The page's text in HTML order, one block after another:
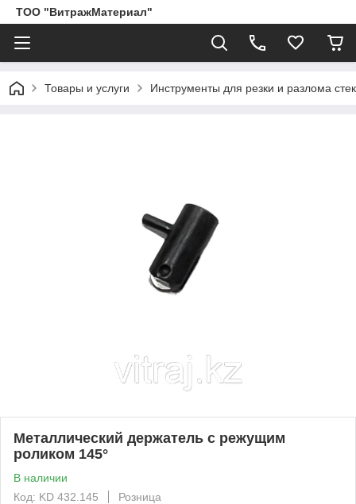
ТОО "ВитражМатериал"
Товары и услуги Инструменты для резки и разлома
Металлический держатель c режущим
роликом 145°
В наличии
Код: KD 432.145
Розница